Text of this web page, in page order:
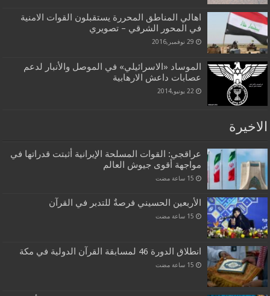
اهالي المناطق المحررة يستقبلون القوات الامنية
في المحور الشرقي – تصويري
29 نوفمبر,2016
الموساد «الاسرائيلي» في الموصل والأنبار لدعم
عصابات داعش الارهابية
22 يونيو,2014
الاخيرة
عراقجي: القوات المسلحة الإيرانية أثبتت قدراتها في
مواجهة أقوى جيوش العالم
الأربعين الحسيني فرصةٌ للتدبر في القرآن
انطلاق الدورة 46 لمسابقة القرآن الدولية في مكة